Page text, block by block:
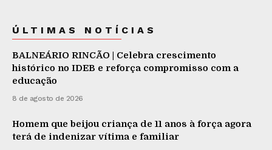
ÚLTIMAS NOTÍCIAS
BALNEÁRIO RINCÃO | Celebra crescimento
histórico no IDEB e reforça compromisso com a
educação
8 de agosto de 2026
Homem que beijou criança de 11 anos à força agora
terá de indenizar vítima e familiar